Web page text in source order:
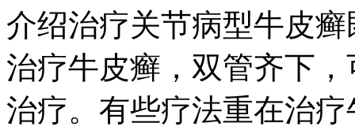
介绍治疗关节病型牛皮
治疗牛皮癣，双管齐下
治疗。有些疗法重在治